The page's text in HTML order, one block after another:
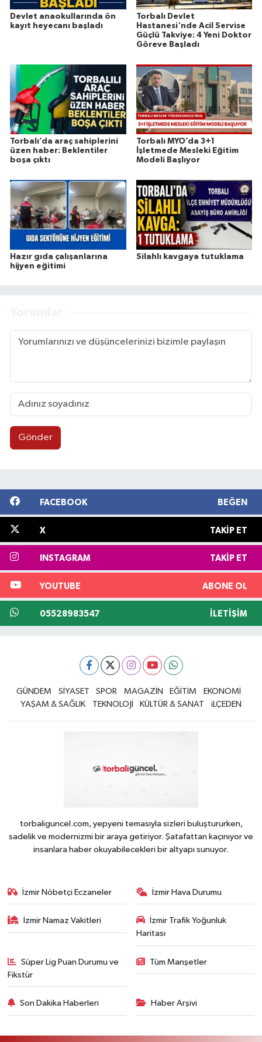
Devlet anaokullarında ön
kayıt heyecanı başladı
Torbalı Devlet
Hastanesi'nde Acil Servise
Güçlü Takviye: 4 Yeni Doktor
Göreve Başladı
Torbalı’da araç sahiplerini
üzen haber: Beklentiler
boşa çıktı
Torbalı MYO’da 3+1
İşletmede Mesleki Eğitim
Modeli Başlıyor
Hazır gıda çalışanlarına
hijyen eğitimi
Silahlı kavgaya tutuklama
Gönder
FACEBOOK BEĞEN
X TAKIP ET
INSTAGRAM TAKIP ET
YOUTUBE ABONE OL
05528983547 İLETIŞIM
GÜNDEM SİYASET SPOR MAGAZİN EĞİTİM
EKONOMİ
YAŞAM & SAĞLIK
TEKNOLOJİ KÜLTÜR & SANAT iLÇEDEN
torbaliguncel.com, yepyeni temasıyla sizleri buluştururken,
sadelik ve modernizmi bir araya getiriyor. Şatafattan kaçınıyor ve
insanlara haber okuyabilecekleri bir altyapı sunuyor.
İzmir Nöbetçi Eczaneler İzmir Hava Durumu
İzmir Namaz Vakitleri
İzmir Trafik Yoğunluk
Haritası
Süper Lig Puan Durumu ve
Fikstür
Tüm Manşetler
Son Dakika Haberleri Haber Arşivi